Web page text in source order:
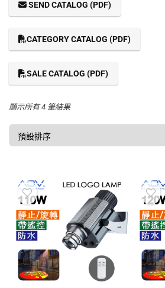
SEND CATALOG (PDF)
CATEGORY CATALOG (PDF)
SALE CATALOG (PDF)
顯示所有 4 筆結果